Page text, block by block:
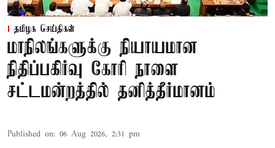
தமிழக செய்திகள்
மாநிலங்களுக்கு நியாயமான
நிதிப்பகிர்வு கோரி நாளை
சட்டமன்றத்தில் தனித்தீர்மானம்
Published on: 06 Aug 2026, 2:31 pm